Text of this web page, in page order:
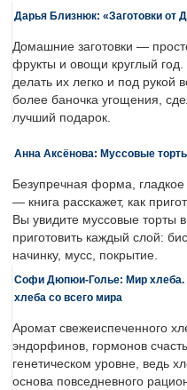
Дарья Близнюк: «Заготовки от
Домашние заготовки —
фрукты и овощи круглый
делать их легко и под рукой
более баночка угощения,
лучший подарок.
Анна Аксёнова: Муссовые
Безупречная форма,
— книга расскажет, как
Вы увидите муссовые торты
приготовить каждый слой:
начинку, мусс, покрытие.
Софи Дюпюи-Голье: Мир хлеба.
хлеба со всего мира
Аромат свежеиспеченного
эндорфинов, гормонов
генетическом уровне, ведь
основа повседневного